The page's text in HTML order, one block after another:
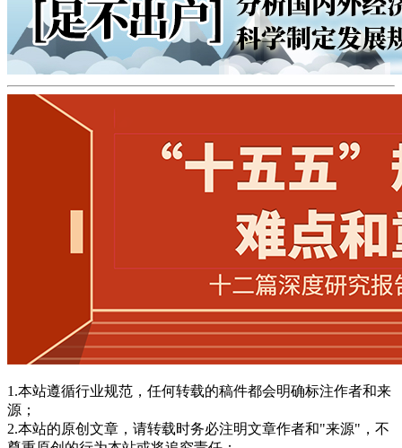
1.本站遵循行业规范，任何转载的稿件都会明确标注作者和来
源；
2.本站的原创文章，请转载时务必注明文章作者和"来源"，不